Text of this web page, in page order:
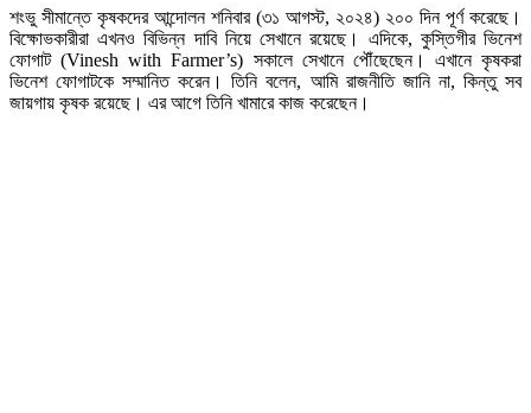
শংভু সীমান্তে কৃষকদের আন্দোলন শনিবার (৩১ আগস্ট, ২০২৪) ২০০ দিন পূর্ণ করেছে।
বিক্ষোভকারীরা এখনও বিভিন্ন দাবি নিয়ে সেখানে রয়েছে। এদিকে, কুস্তিগীর ভিনেশ
ফোগাট (Vinesh with Farmer’s) সকালে সেখানে পৌঁছেছেন। এখানে কৃষকরা
ভিনেশ ফোগাটকে সম্মানিত করেন। তিনি বলেন, আমি রাজনীতি জানি না, কিন্তু সব
জায়গায় কৃষক রয়েছে। এর আগে তিনি খামারে কাজ করেছেন।